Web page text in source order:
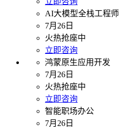
AI大模型全栈工程师
7月26日
火热抢座中
立即咨询
鸿蒙原生应用开发
7月26日
火热抢座中
立即咨询
智能职场办公
7月26日